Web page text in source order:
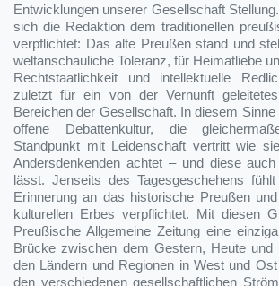
Entwicklungen unserer Gesellschaft
sich die Redaktion dem traditionellen
verpflichtet: Das alte Preußen stand und
weltanschauliche Toleranz, für Heimatliebe
Rechtstaatlichkeit und intellektuelle
zuletzt für ein von der Vernunft
Bereichen der Gesellschaft. In diesem Sinne
offene Debattenkultur, die
Standpunkt mit Leidenschaft vertritt wie
Andersdenkenden achtet – und diese
lässt. Jenseits des Tagesgeschehens
Erinnerung an das historische Preußen
kulturellen Erbes verpflichtet. Mit diesen
Preußische Allgemeine Zeitung eine
Brücke zwischen dem Gestern, Heute und
den Ländern und Regionen in West und
den verschiedenen gesellschaftlichen